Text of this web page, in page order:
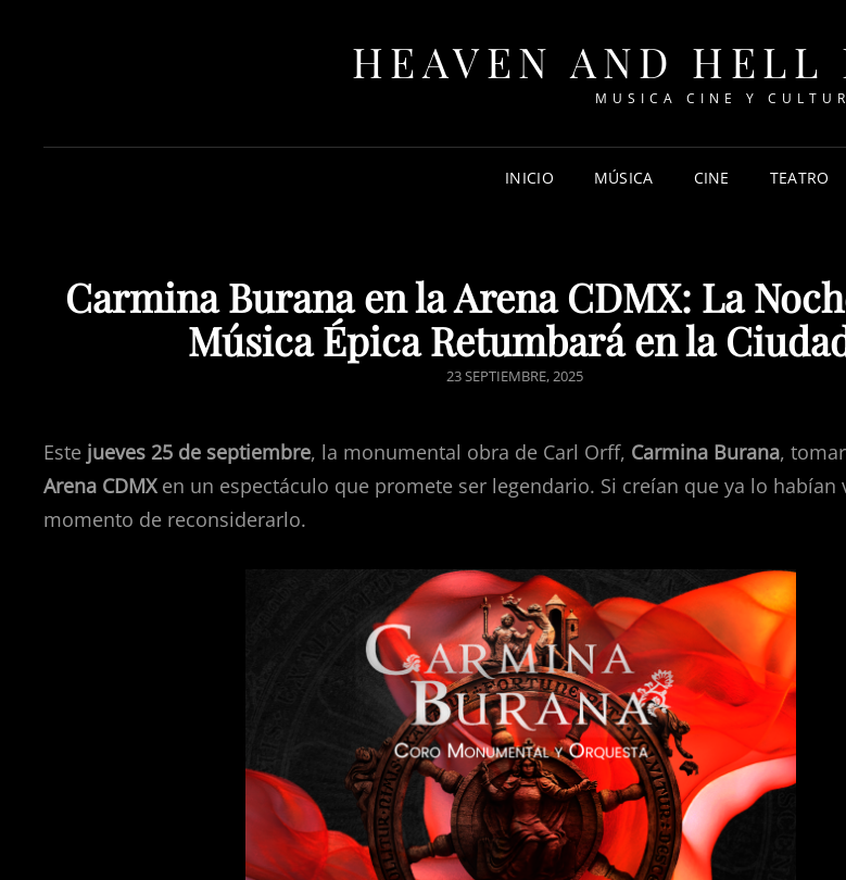
HEAVEN AND HELL
MUSICA CINE Y
INICIO MÚSICA CINE TEATRO
Carmina Burana en la Arena CDMX: La
Música Épica Retumbará en la
POSTED
23 SEPTIEMBRE, 2025
Este jueves 25 de septiembre, la monumental obra de Carl Orff, Carmina Burana,
Arena CDMXen un espectáculo que promete ser legendario. Si creían que ya lo habían
momento de reconsiderarlo.